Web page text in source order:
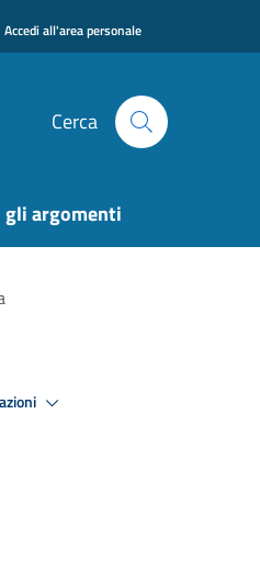
Accedi all'area personale
Cerca
argomenti